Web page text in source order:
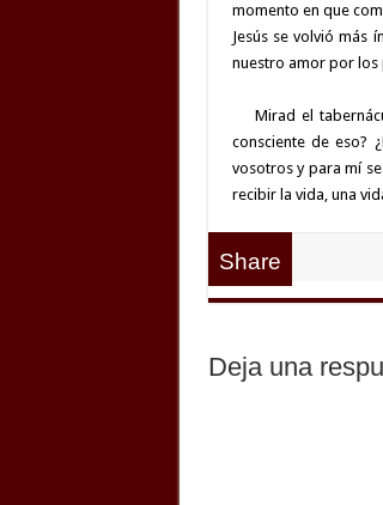
momento en que
Jesús se volvió más
nuestro amor por los
Mirad el
consciente de eso?
vosotros y para mí
recibir la vida, una
Share
Deja una